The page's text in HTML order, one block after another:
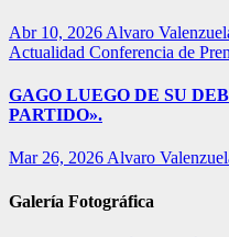
Abr 10, 2026 Alvaro
Actualidad Conferencia de
GAGO LUEGO DE SU
PARTIDO».
Mar 26, 2026 Alvaro
Galería Fotográfica